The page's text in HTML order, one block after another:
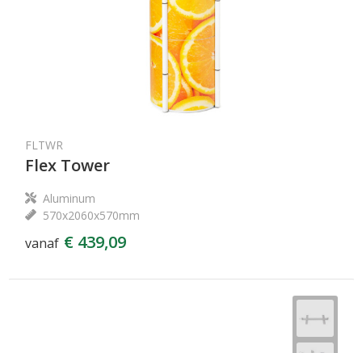
FLTWR
Flex Tower
Aluminum
570x2060x570mm
vanaf € 439,09